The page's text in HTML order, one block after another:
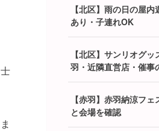
【北区】雨の日の屋
あり・子連れOK
【北区】サンリオグ
羽・近隣直営店・催事
【赤羽】赤羽納涼フ
と会場を確認